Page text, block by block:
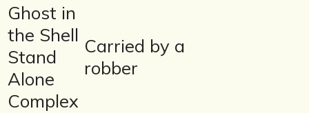
Ghost in
the Shell
Stand
Alone
Complex
Carried by a
robber